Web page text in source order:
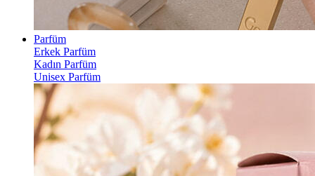
Parfüm
Erkek Parfüm
Kadın Parfüm
Unisex Parfüm